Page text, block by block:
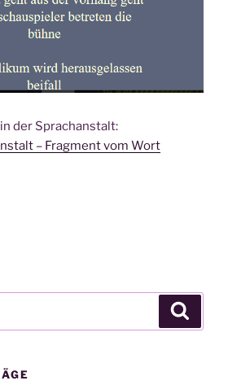
der Sprachanstalt:
– Fragment vom Wort